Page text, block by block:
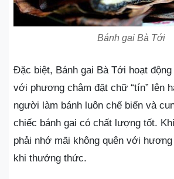
Bánh gai Bà Tới
Đặc biệt, Bánh gai Bà Tới hoạt
với phương châm đặt chữ “tín” lên
người làm bánh luôn chế biến và
chiếc bánh gai có chất lượng tốt.
phải nhớ mãi không quên với
khi thưởng thức.